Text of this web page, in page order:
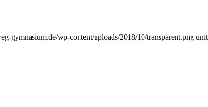
gymnasium.de/wp-content/uploads/2018/10/transparent.png